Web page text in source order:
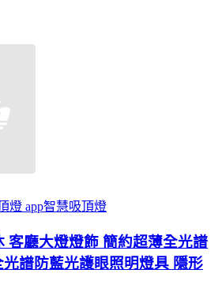
燈 app智慧吸頂燈
客廳大燈燈飾 簡約超薄全光譜
譜防藍光護眼照明燈具 隱形